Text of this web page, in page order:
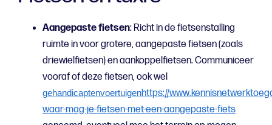
Aangepaste fietsen: Richt in de fietsenstalling
ruimte in voor grotere, aangepaste fietsen (zoals
driewielfietsen) en aankoppelfietsen. Communiceer
vooraf of deze fietsen, ook wel
gehandicaptenvoertuigenhttps://
waar-mag-je-fietsen-met-een-aangepaste-fiets